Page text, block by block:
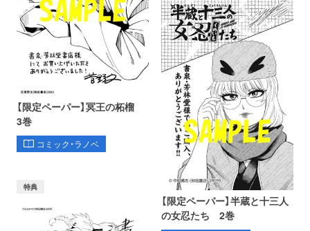
【限定ペーパー】冥王の柘榴
3巻
コミック・ラノベ
【限定ペーパー】半蔵と十三人
の女忍たち 2巻
特典